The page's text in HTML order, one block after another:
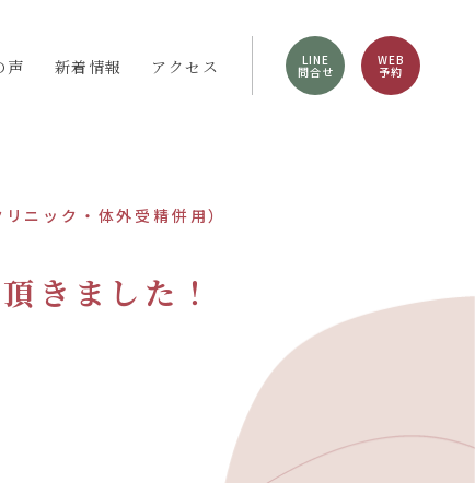
声 新着情報 アクセス LINE
問合せ
WEB
予約
きました！
ック・体外受精併用）